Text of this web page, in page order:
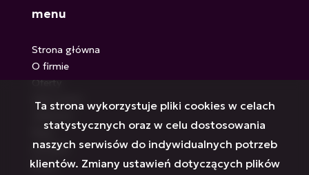
menu
Strona główna
O firmie
Oferty
Zgłoszenia
Blog
Kontakt
Rodo
Ta strona wykorzystuje pliki cookies w celach
statystycznych oraz w celu dostosowania
naszych serwisów do indywidualnych potrzeb
klientów. Zmiany ustawień dotyczących plików